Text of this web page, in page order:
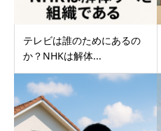
テレビは誰のためにあるの
か？NHKは解体...